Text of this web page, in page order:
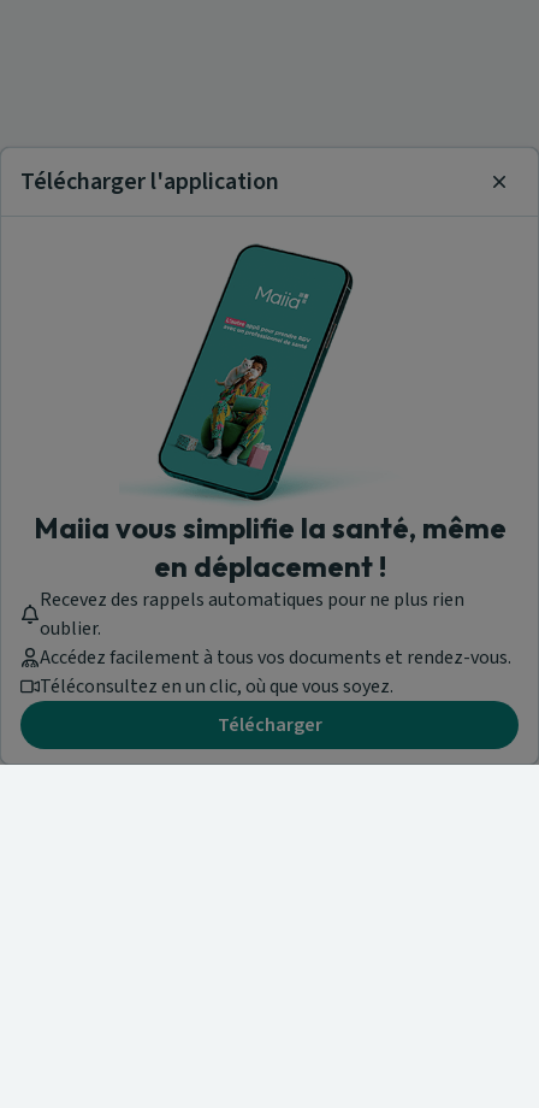
Télécharger l'application
Maiia vous simplifie la santé, même
en déplacement !
Recevez des rappels automatiques pour ne plus rien
oublier.
Accédez facilement à tous vos documents et rendez-vous.
Téléconsultez en un clic, où que vous soyez.
Télécharger